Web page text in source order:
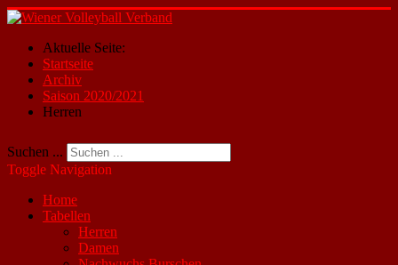
Aktuelle Seite:
Startseite
Archiv
Saison 2020/2021
Herren
Suchen ...
Toggle Navigation
Home
Tabellen
Herren
Damen